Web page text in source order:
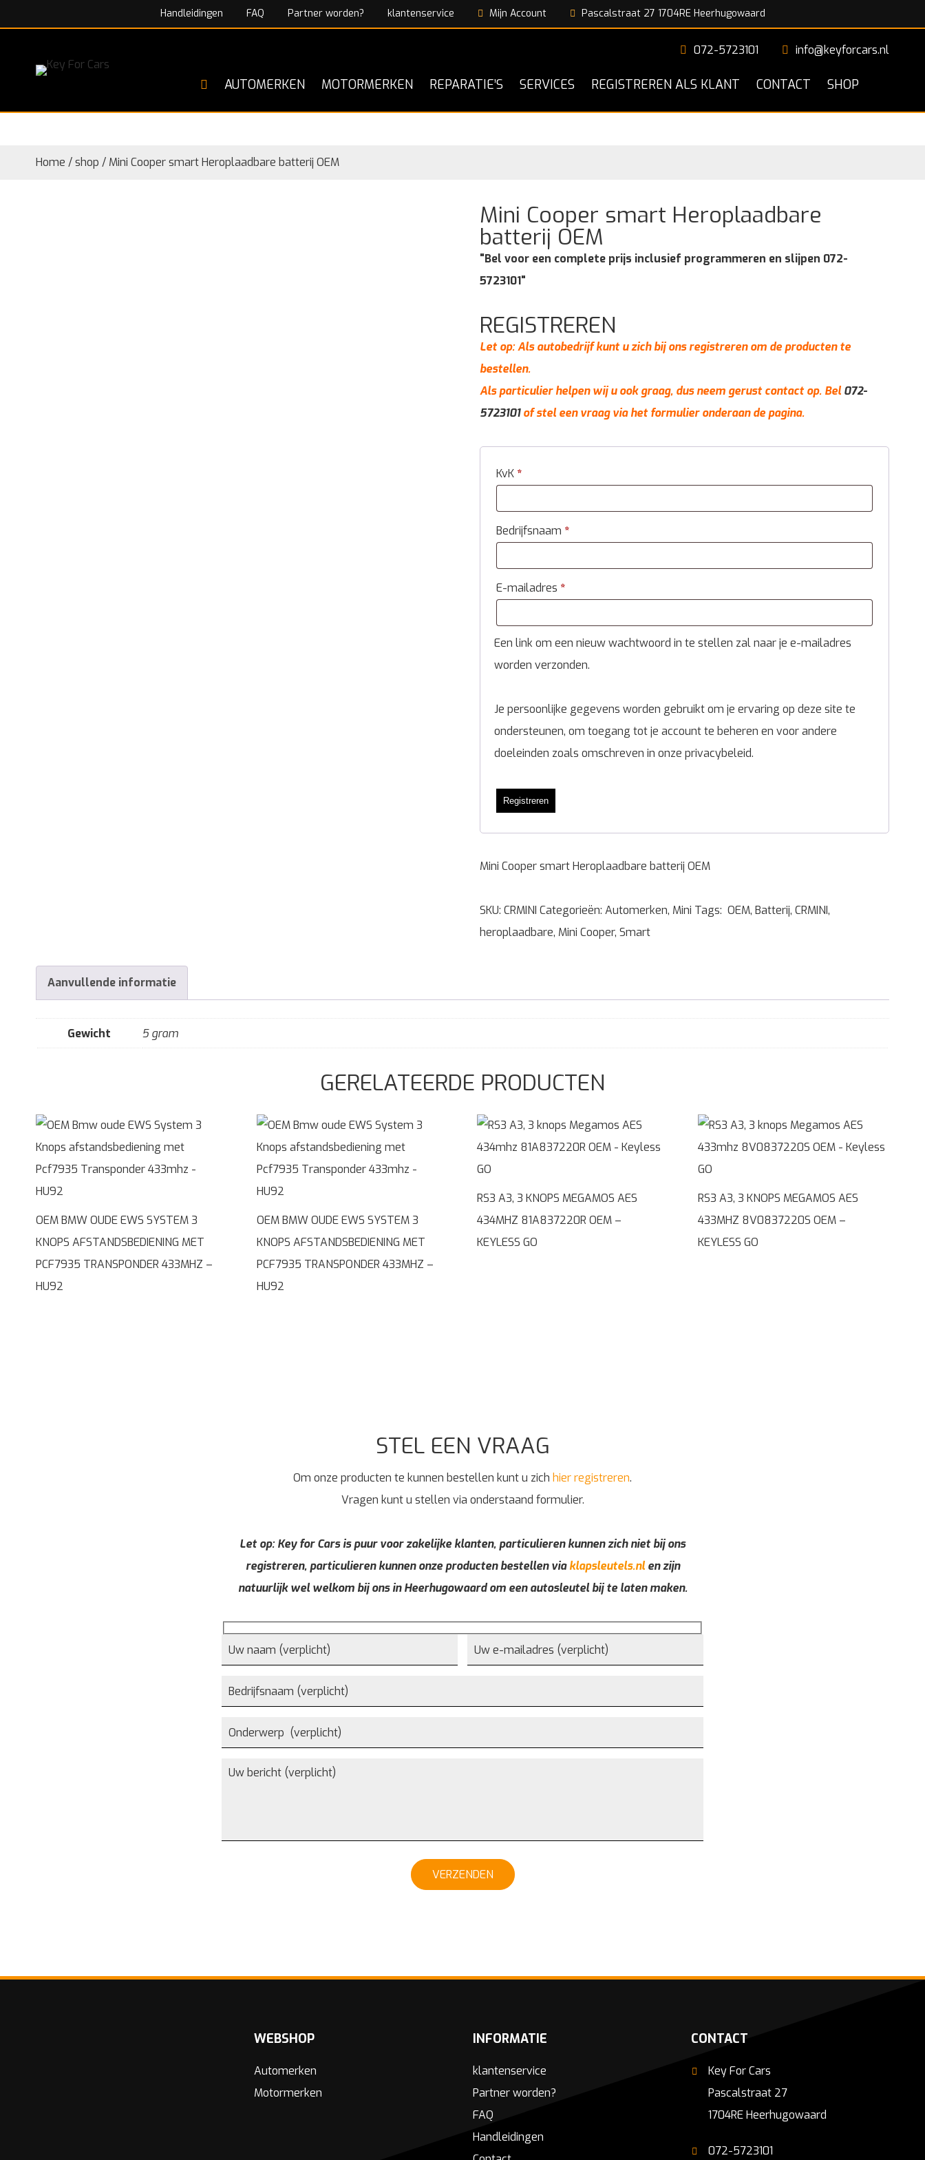
Handleidingen FAQ Partner worden? klantenservice Mijn Account Pascalstraat 27 1704RE Heerhugowaard
072-5723101 info@keyforcars.nl
AUTOMERKEN MOTORMERKEN REPARATIE’S SERVICES REGISTREREN ALS KLANT CONTACT SHOP
Home /shop / Mini Cooper smart Heroplaadbare batterij OEM
Mini Cooper smart Heroplaadbare
batterij OEM
"Bel voor een complete prijs inclusief programmeren en slijpen 072-
5723101"
REGISTREREN
Let op: Als autobedrijf kunt u zich bij ons registreren om de producten te
bestellen.
Als particulier helpen wij u ook graag, dus neem gerust contact op. Bel072-
5723101of stel een vraag via het formulier onderaan de pagina.
KvK *
Bedrijfsnaam *
E-mailadres *
Een link om een nieuw wachtwoord in te stellen zal naar je e-mailadres
worden verzonden.
Je persoonlijke gegevens worden gebruikt om je ervaring op deze site te
ondersteunen, om toegang tot je account te beheren en voor andere
doeleinden zoals omschreven in onze privacybeleid.
Registreren
Mini Cooper smart Heroplaadbare batterij OEM
SKU: CRMINI Categorieën: Automerken, Mini Tags: OEM, Batterij, CRMINI,
heroplaadbare, Mini Cooper, Smart
Aanvullende informatie
Gewicht 5 gram
GERELATEERDE PRODUCTEN
OEM BMW OUDE EWS SYSTEM 3
KNOPS AFSTANDSBEDIENING MET
PCF7935 TRANSPONDER 433MHZ –
HU92
OEM BMW OUDE EWS SYSTEM 3
KNOPS AFSTANDSBEDIENING MET
PCF7935 TRANSPONDER 433MHZ –
HU92
RS3 A3, 3 KNOPS MEGAMOS AES
434MHZ 81A837220R OEM –
KEYLESS GO
RS3 A3, 3 KNOPS MEGAMOS AES
433MHZ 8V0837220S OEM –
KEYLESS GO
STEL EEN VRAAG
Om onze producten te kunnen bestellen kunt u zich hier registreren.
Vragen kunt u stellen via onderstaand formulier.
Let op: Key for Cars is puur voor zakelijke klanten, particulieren kunnen zich niet bij ons
registreren, particulieren kunnen onze producten bestellen viaklapsleutels.nlen zijn
natuurlijk wel welkom bij ons in Heerhugowaard om een autosleutel bij te laten maken.
VERZENDEN
WEBSHOP
Automerken
Motormerken
INFORMATIE
klantenservice
Partner worden?
FAQ
Handleidingen
CONTACT
Key For Cars
Pascalstraat 27
1704RE Heerhugowaard
072-5723101